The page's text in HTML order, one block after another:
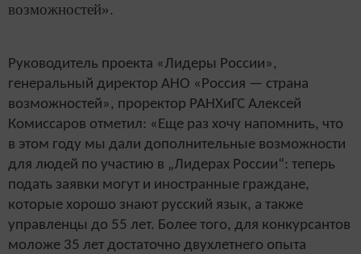
возможностей».
Руководитель проекта «Лидеры России»,
генеральный директор АНО «Россия — страна
возможностей», проректор РАНХиГС Алексей
Комиссаров отметил: «Еще раз хочу напомнить, что
в этом году мы дали дополнительные возможности
для людей по участию в „Лидерах России“: теперь
подать заявки могут и иностранные граждане,
которые хорошо знают русский язык, а также
управленцы до 55 лет. Более того, для конкурсантов
моложе 35 лет достаточно двухлетнего опыта